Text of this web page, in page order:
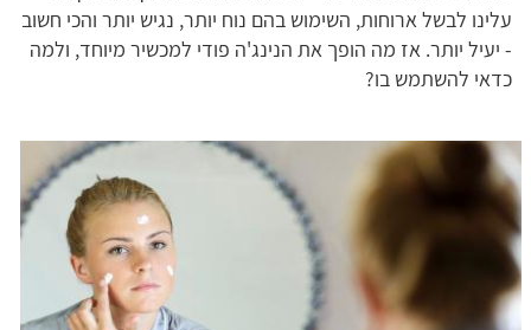
עלינו לבשל ארוחות, השימוש בהם נוח יותר, נגיש יותר והכי חשוב
- יעיל יותר. אז מה הופך את הנינג'ה פודי למכשיר מיוחד, ולמה
כדאי להשתמש בו?